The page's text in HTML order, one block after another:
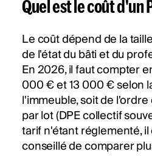
Quel est le coût d'un
Le coût dépend de la
de l'état du bâti et du
En 2026, il faut compter
000 € et 13 000 € selon
l'immeuble, soit de
par lot (DPE collectif
tarif n'étant réglementé,
conseillé de comparer